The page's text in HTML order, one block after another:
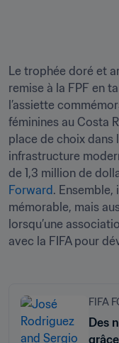
Le trophée doré et
remise à la FPF en
l’assiette
féminines au Costa
place de choix dans
infrastructure
de 1,3 million de
Forward .
mémorable, mais
lorsqu’une
avec la FIFA pour
FIFA
Des